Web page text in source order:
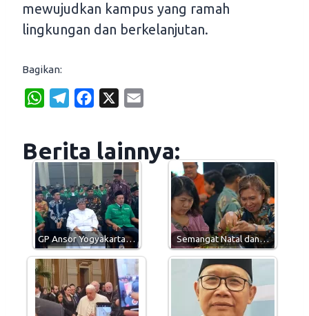
mewujudkan kampus yang ramah
lingkungan dan berkelanjutan.
Bagikan:
W
t
s
A
p
p
e
r
a
m
e
o
o
k
i
Berita lainnya:
GP Ansor Yogyakarta… Semangat Natal dan…